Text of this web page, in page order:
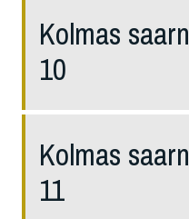
Kolmas
10
Kolmas
11